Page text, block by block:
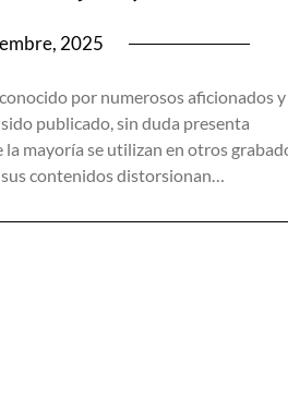
2025
por numerosos aficionados y
publicado, sin duda presenta
mayoría se utilizan en otros
contenidos distorsionan…